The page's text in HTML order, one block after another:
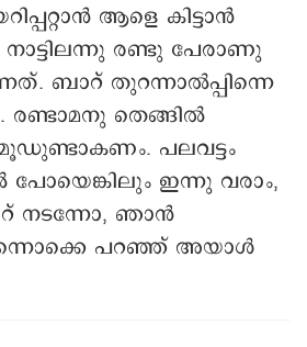
ആളെ കിട്ടാൻ
നാട്ടിലന്നു രണ്ടു പേരാണു
ബാറ് തുറന്നാൽപ്പിന്നെ
രണ്ടാമനു തെങ്ങില്‍
പലവട്ടം
പോയെങ്കിലും ഇന്നു വരാം,
നടന്നോ, ഞാൻ
പറഞ്ഞ് അയാൾ